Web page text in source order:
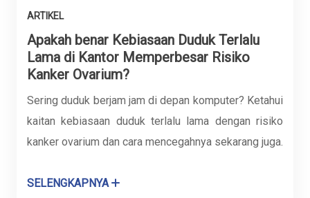
ARTIKEL
Apakah benar Kebiasaan Duduk Terlalu
Lama di Kantor Memperbesar Risiko
Kanker Ovarium?
Sering duduk berjam jam di depan komputer? Ketahui
kaitan kebiasaan duduk terlalu lama dengan risiko
kanker ovarium dan cara mencegahnya sekarang juga.
SELENGKAPNYA